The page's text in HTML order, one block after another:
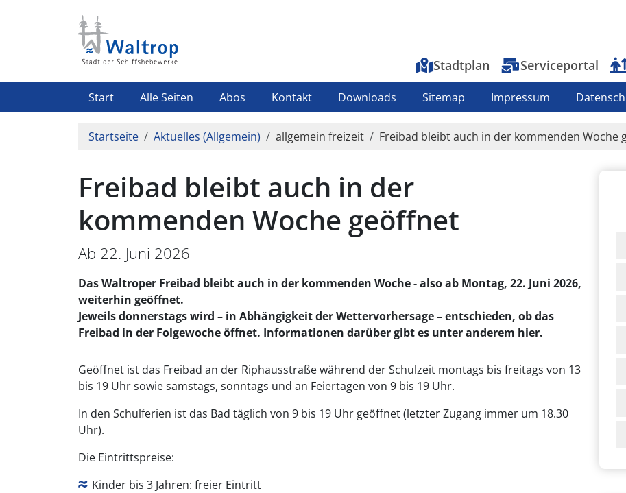
Top-Menu
Stadtplan Serviceportal
Highlight Menü
Start Alle Seiten Abos Kontakt Downloads Sitemap Impressum
Pfadnavigation
Startseite Aktuelles (Allgemein) allgemein freizeit Freibad bleibt auch in der kommenden Woche
Freibad bleibt auch in der
kommenden Woche geöffnet
Ab 22. Juni 2026
Das Waltroper Freibad bleibt auch in der kommenden Woche - also ab Montag, 22. Juni 2026,
weiterhin geöffnet.
Jeweils donnerstags wird – in Abhängigkeit der Wettervorhersage – entschieden, ob das
Freibad in der Folgewoche öffnet. Informationen darüber gibt es unter anderem hier.
Geöffnet ist das Freibad an der Riphausstraße während der Schulzeit montags bis freitags von 13
bis 19 Uhr sowie samstags, sonntags und an Feiertagen von 9 bis 19 Uhr.
In den Schulferien ist das Bad täglich von 9 bis 19 Uhr geöffnet (letzter Zugang immer um 18.30
Uhr).
Die Eintrittspreise:
Kinder bis 3 Jahren: freier Eintritt